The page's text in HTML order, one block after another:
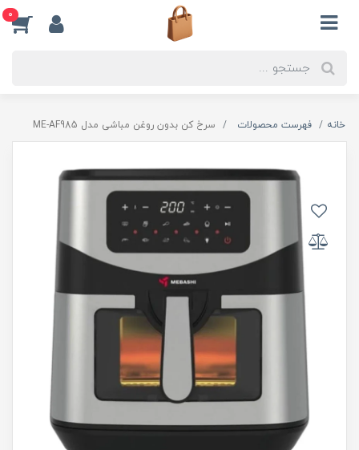
0
خانه فهرست محصولات سرخ کن بدون روغن مباشی مدل ME-AF985